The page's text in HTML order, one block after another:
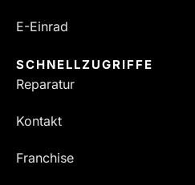
E-Einrad
SCHNELLZUGRIFFE
Reparatur
Kontakt
Franchise